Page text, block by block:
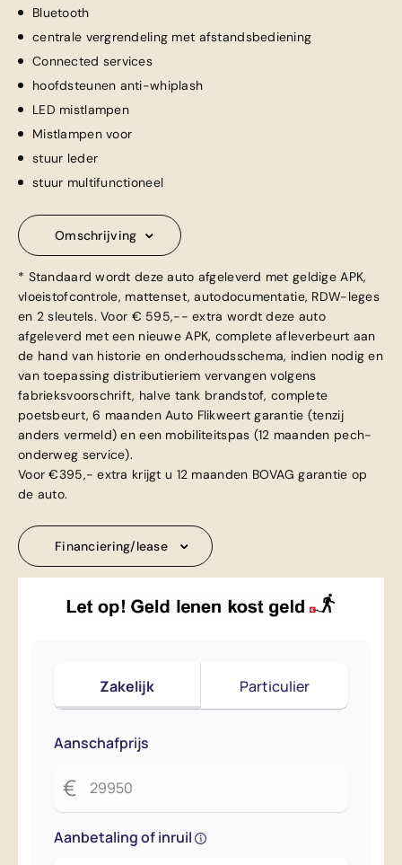
Bluetooth
centrale vergrendeling met afstandsbediening
Connected services
hoofdsteunen anti-whiplash
LED mistlampen
Mistlampen voor
stuur leder
stuur multifunctioneel
Omschrijving
* Standaard wordt deze auto afgeleverd met geldige APK,
vloeistofcontrole, mattenset, autodocumentatie, RDW-leges
en 2 sleutels. Voor € 595,-- extra wordt deze auto
afgeleverd met een nieuwe APK, complete afleverbeurt aan
de hand van historie en onderhoudsschema, indien nodig en
van toepassing distributieriem vervangen volgens
fabrieksvoorschrift, halve tank brandstof, complete
poetsbeurt, 6 maanden Auto Flikweert garantie (tenzij
anders vermeld) en een mobiliteitspas (12 maanden pech-
onderweg service).
Voor €395,- extra krijgt u 12 maanden BOVAG garantie op
de auto.
Financiering/lease